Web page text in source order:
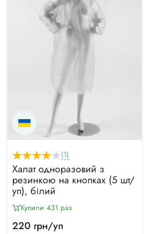
(1)
Халат одноразовий з
резинкою на кнопках (5 шт/
уп), білий
Купили 431 раз
220 грн/уп